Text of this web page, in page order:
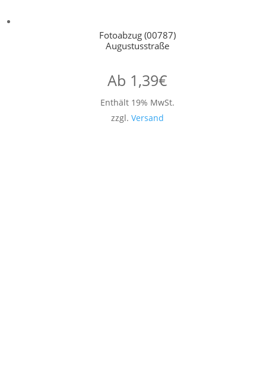
Fotoabzug (00787)
Augustusstraße
Ab 1,39€
Enthält 19% MwSt.
zzgl. Versand